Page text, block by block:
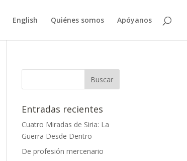
English Quiénes somos Apóyanos
Entradas recientes
Cuatro Miradas de Siria: La
Guerra Desde Dentro
De profesión mercenario